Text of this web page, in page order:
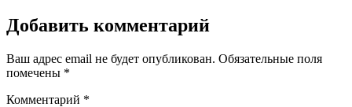
Добавить комментарий
Ваш адрес email не будет опубликован. Обязательные поля
помечены *
Комментарий *